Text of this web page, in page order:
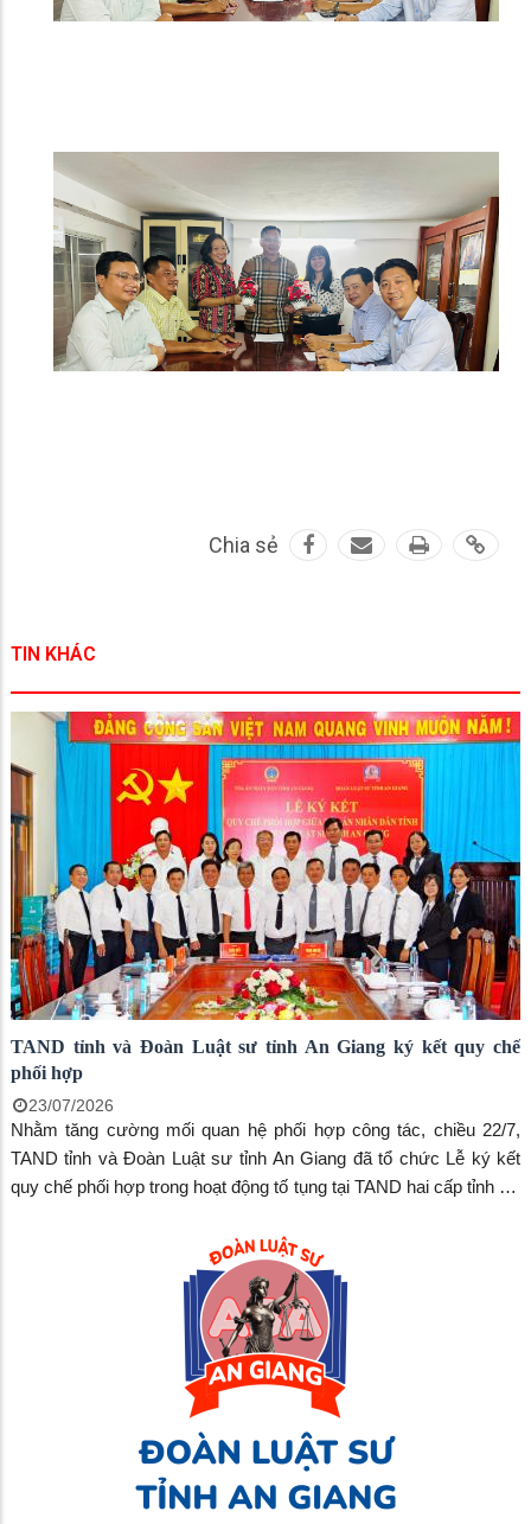
Chia sẻ
TIN KHÁC
TAND tỉnh và Đoàn Luật sư tỉnh An Giang ký kết quy chế
phối hợp
23/07/2026
Nhằm tăng cường mối quan hệ phối hợp công tác, chiều 22/7,
TAND tỉnh và Đoàn Luật sư tỉnh An Giang đã tổ chức Lễ ký kết
quy chế phối hợp trong hoạt động tố tụng tại TAND hai cấp tỉnh An